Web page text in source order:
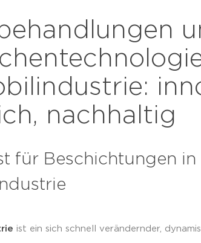
nachhaltig
für Beschichtungen in
ist ein sich schnell verändernder,